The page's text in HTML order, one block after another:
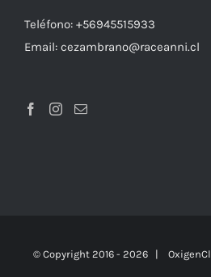
Teléfono: +56945515933
Email: cezambrano@raceanni.cl
© Copyright 2016 - 2026 | OxigenCl